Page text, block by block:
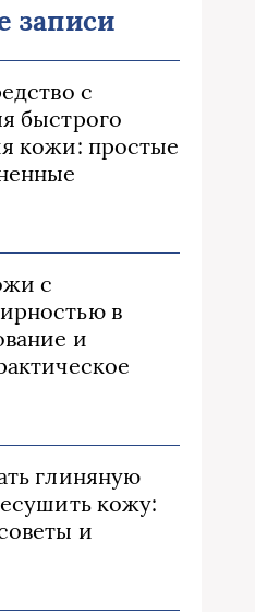
записи
с
быстрого
кожи: простые
с
в
и
глиняную
кожу:
и